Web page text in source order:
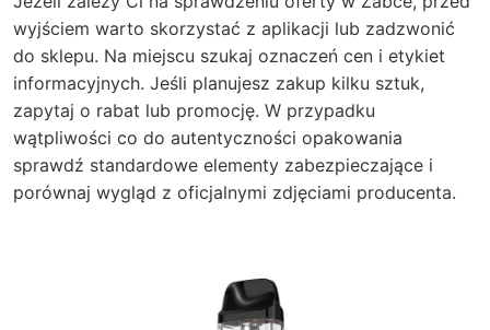
wyjściem warto skorzystać z aplikacji lub zadzwonić
do sklepu. Na miejscu szukaj oznaczeń cen i etykiet
informacyjnych. Jeśli planujesz zakup kilku sztuk,
zapytaj o rabat lub promocję. W przypadku
wątpliwości co do autentyczności opakowania
sprawdź standardowe elementy zabezpieczające i
porównaj wygląd z oficjalnymi zdjęciami producenta.